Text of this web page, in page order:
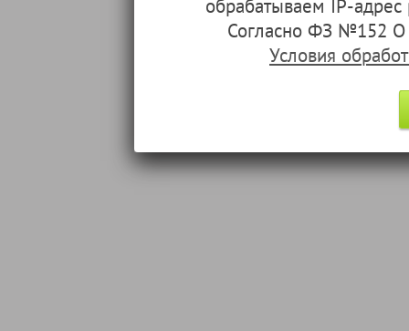
обрабатываем IP-
Согласно ФЗ №152 О
Условия